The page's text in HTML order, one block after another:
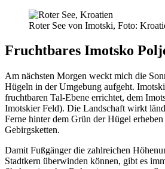
Roter See von Imotski, Foto:
Fruchtbares Imotsko
Am nächsten Morgen weckt mich die
Hügeln in der Umgebung aufgeht.
fruchtbaren Tal-Ebene errichtet, dem
Imotskier Feld). Die Landschaft wirkt
Ferne hinter dem Grün der Hügel erheben
Gebirgsketten.
Damit Fußgänger die zahlreichen
Stadtkern überwinden können, gibt es